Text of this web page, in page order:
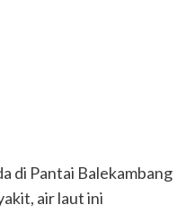
di Pantai Balekambang
air laut ini